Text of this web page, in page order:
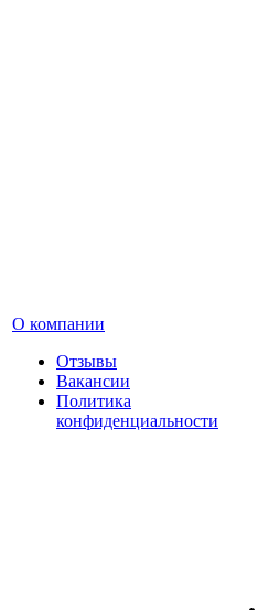
О компании
Отзывы
Вакансии
Политика
конфиденциальности